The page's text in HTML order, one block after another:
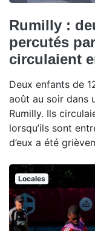
Rumilly :
percutés
circulaient
Deux enfants de
août au soir dans
Rumilly. Ils
lorsqu’ils sont
d’eux a été
Locales